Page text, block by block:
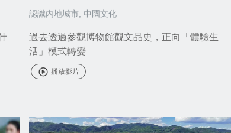
認識內地城市 中國文化
過去透過參觀博物館觀文品史，正向「體驗生
活」模式轉變
播放影片